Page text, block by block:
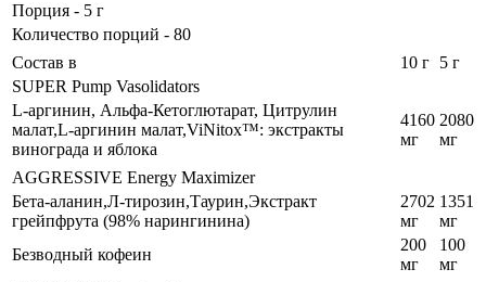
Порция - 5 г
Количество порций - 80
Состав в
10 г 5 г
SUPER Pump Vasolidators
L-аргинин, Альфа-Кетоглютарат, Цитрулин
малат,L-аргинин малат,ViNitox™: экстракты
винограда и яблока
4160
мг
2080
мг
AGGRESSIVE Energy Maximizer
Бета-аланин,Л-тирозин,Таурин,Экстракт
грейпфрута (98% нарингинина)
2702
мг
1351
мг
Безводный кофеин
200
мг
100
мг